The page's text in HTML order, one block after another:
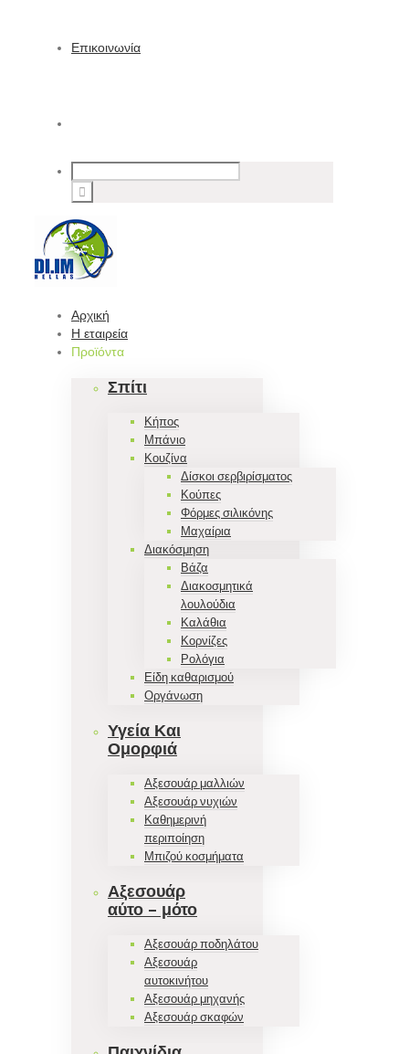
Επικοινωνία
Αρχική
Η εταιρεία
Προϊόντα
Σπίτι
Κήπος
Μπάνιο
Κουζίνα
Δίσκοι σερβιρίσματος
Κούπες
Φόρμες σιλικόνης
Μαχαίρια
Διακόσμηση
Βάζα
Διακοσμητικά
λουλούδια
Καλάθια
Κορνίζες
Ρολόγια
Είδη καθαρισμού
Οργάνωση
Υγεία Και
Ομορφιά
Αξεσουάρ μαλλιών
Αξεσουάρ νυχιών
Καθημερινή
περιποίηση
Μπιζού κοσμήματα
Αξεσουάρ
αύτο – μότο
Αξεσουάρ ποδηλάτου
Αξεσουάρ
αυτοκινήτου
Αξεσουάρ μηχανής
Αξεσουάρ σκαφών